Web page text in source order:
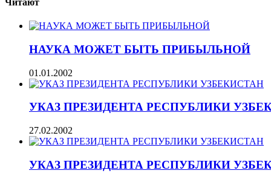
Читают
НАУКА МОЖЕТ БЫТЬ ПРИБЫЛЬНОЙ
01.01.2002
УКАЗ ПРЕЗИДЕНТА РЕСПУБЛИКИ
27.02.2002
УКАЗ ПРЕЗИДЕНТА РЕСПУБЛИКИ